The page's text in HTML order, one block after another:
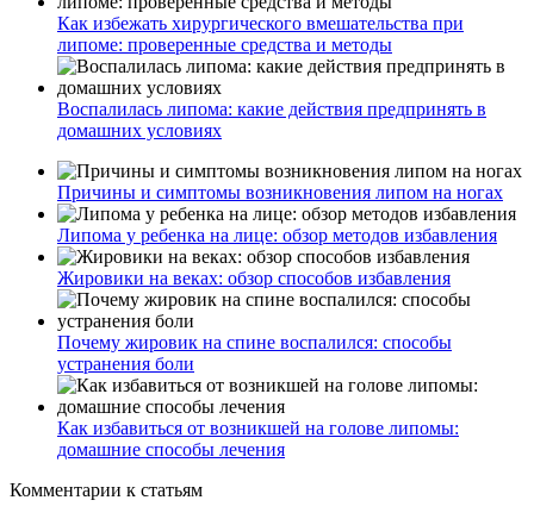
Как избежать хирургического вмешательства при
липоме: проверенные средства и методы
Воспалилась липома: какие действия предпринять в
домашних условиях
Причины и симптомы возникновения липом на ногах
Липома у ребенка на лице: обзор методов избавления
Жировики на веках: обзор способов избавления
Почему жировик на спине воспалился: способы
устранения боли
Как избавиться от возникшей на голове липомы:
домашние способы лечения
Комментарии к статьям